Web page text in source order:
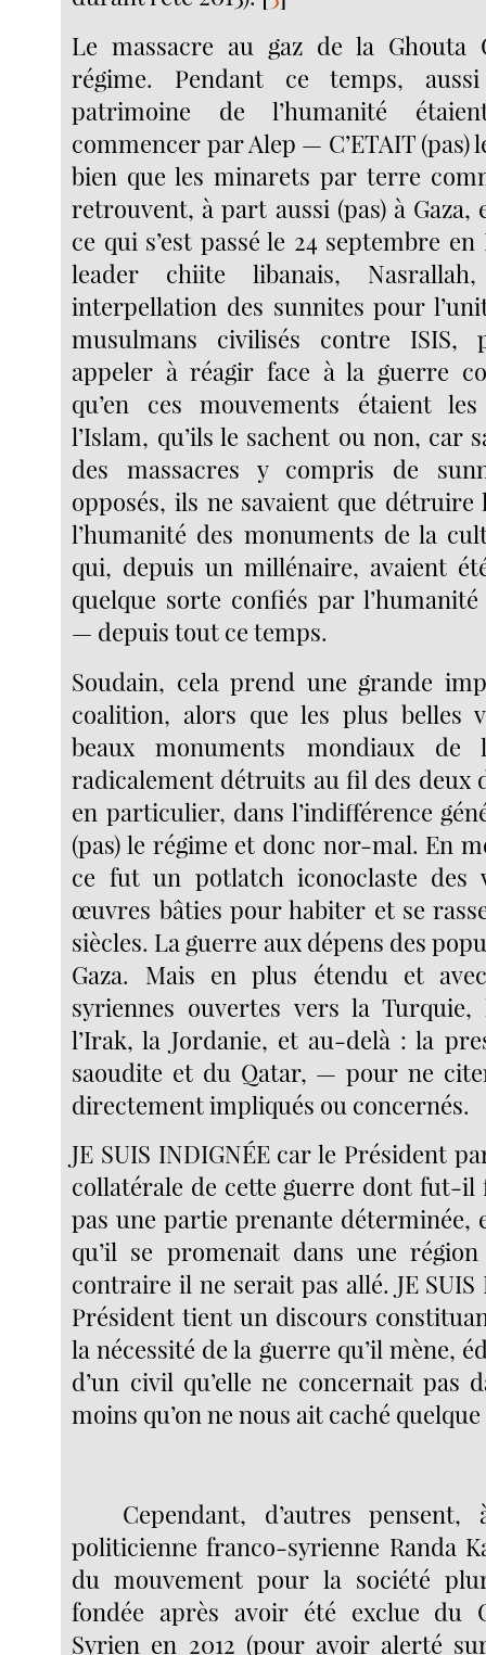
Le massacre au gaz de la Ghouta
régime. Pendant ce temps,
patrimoine de l’humanité
commencer par Alep — C’ETAIT (pas)
bien que les minarets par terre
retrouvent, à part aussi (pas) à Gaza,
ce qui s’est passé le 24 septembre
leader chiite libanais,
interpellation des sunnites pour
musulmans civilisés contre
appeler à réagir face à la guerre
qu’en ces mouvements étaient
l’Islam, qu’ils le sachent ou non, car
des massacres y compris de
opposés, ils ne savaient que
l’humanité des monuments de la
qui, depuis un millénaire, avaient
quelque sorte confiés par
— depuis tout ce temps.
Soudain, cela prend une grande
coalition, alors que les plus belles
beaux monuments mondiaux
radicalement détruits au fil des deux
en particulier, dans l’indifférence
(pas) le régime et donc nor-mal. En
ce fut un potlatch iconoclaste des
œuvres bâties pour habiter et se
siècles. La guerre aux dépens des
Gaza. Mais en plus étendu et
syriennes ouvertes vers la
l’Irak, la Jordanie, et au-delà : la
saoudite et du Qatar, — pour ne
directement impliqués ou concernés.
JE SUIS INDIGNÉE car le Président
collatérale de cette guerre dont fut-il
pas une partie prenante déterminée,
qu’il se promenait dans une
contraire il ne serait pas allé. JE SUIS
Président tient un discours
la nécessité de la guerre qu’il mène,
d’un civil qu’elle ne concernait pas
moins qu’on ne nous ait caché quelque
Cependant, d’autres
politicienne franco-syrienne Randa
du mouvement pour la société
fondée après avoir été exclue du
Syrien en 2012 (pour avoir alerté